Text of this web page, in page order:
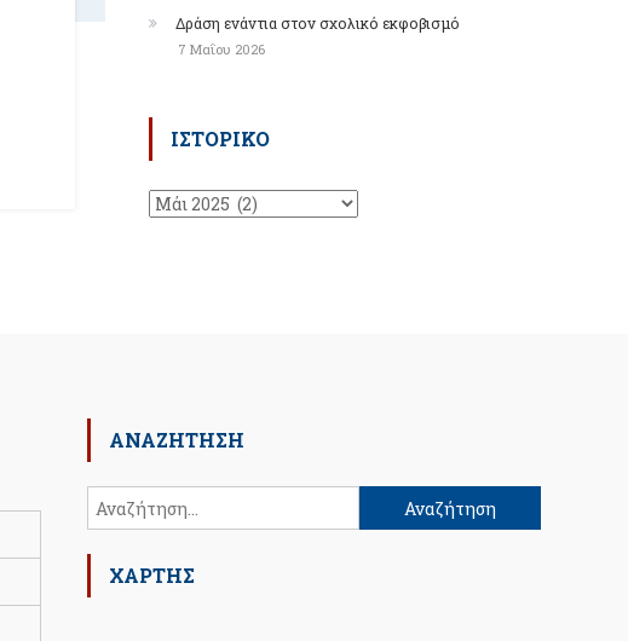
Δράση ενάντια στον σχολικό εκφοβισμό
7 Μαΐου 2026
ΙΣΤΟΡΙΚΌ
Ιστορικό
ΑΝΑΖΉΤΗΣΗ
Αναζήτηση
για:
ΧΑΡΤΗΣ